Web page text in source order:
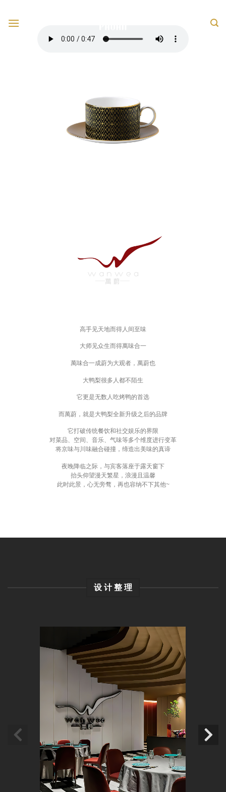
高手见天地而得人间至味
大师见众生而得萬味合一
萬味合一成蔚为大观者，萬蔚也
大鸭梨很多人都不陌生
它更是无数人吃烤鸭的首选
而萬蔚，就是大鸭梨全新升级之后的品牌
它打破传统餐饮和社交娱乐的界限
对菜品、空间、音乐、气味等多个维度进行变革
将京味与川味融合碰撞，缔造出美味的真谛
夜晚降临之际，与宾客落座于露天窗下
抬头仰望漫天繁星，浪漫且温馨
此时此景，心无旁骛，再也容纳不下其他~
设 计 整 理